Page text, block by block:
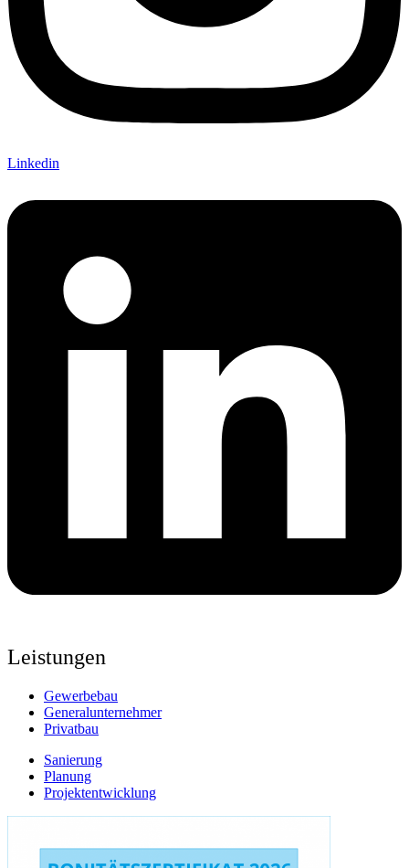
Linkedin
Leistungen
Gewerbebau
Generalunternehmer
Privatbau
Sanierung
Planung
Projektentwicklung